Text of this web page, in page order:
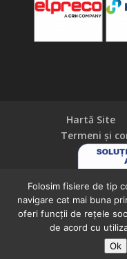
Hartă Site
Termeni și
©
Folosim fisiere de tip
navigare cat mai buna
oferi funcții de rețele
de acord cu
Ok